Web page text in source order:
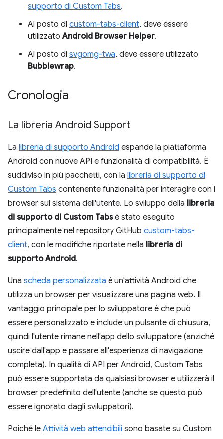
supporto di Custom Tabs.
Al posto di custom-tabs-client, deve essere
utilizzatoAndroid Browser Helper.
Al posto di svgomg-twa, deve essere utilizzato
Bubblewrap.
Cronologia
La libreria Android Support
La libreria di supporto Android espande la piattaforma
Android con nuove API e funzionalità di compatibilità. È
suddiviso in più pacchetti, con la libreria di supporto di
Custom Tabs contenente funzionalità per interagire con i
browser sul sistema dell'utente. Lo sviluppo della libreria
di supporto di Custom Tabsè stato eseguito
principalmente nel repository GitHub custom-tabs-
client, con le modifiche riportate nella libreria di
supporto Android.
Una scheda personalizzata è un'attività Android che
utilizza un browser per visualizzare una pagina web. Il
vantaggio principale per lo sviluppatore è che può
essere personalizzato e include un pulsante di chiusura,
quindi l'utente rimane nell'app dello sviluppatore (anziché
uscire dall'app e passare all'esperienza di navigazione
completa). In qualità di API per Android, Custom Tabs
può essere supportata da qualsiasi browser e utilizzerà il
browser predefinito dell'utente (anche se questo può
essere ignorato dagli sviluppatori).
Poiché le Attività web attendibili sono basate su Custom